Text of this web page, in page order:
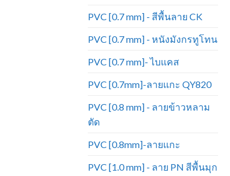
PVC [0.7 mm] - สีพื้นลาย CK
PVC [0.7 mm] - หนังมังกรทูโทน
PVC [0.7 mm]- ไบแคส
PVC [0.7mm]-ลายแกะ QY820
PVC [0.8 mm] - ลายข้าวหลาม
ตัด
PVC [0.8mm]-ลายแกะ
PVC [1.0 mm] - ลาย PN สีพื้นมุก
ใช้งาน ราคาถูก เหมาะสำหรับทำ
คอกกั้นเด็ก กระเป๋า เครื่องประดับ
ราคาขายยกม้วน ม้วนละ 50 หลา)
เปลี่ยนแปลงตามรอบการผลิต)
ใช้งาน ราคาถูก เหมาะสำหรับทำ
คอกกั้นเด็ก กระเป๋า เครื่องประดับ
ราคาขายยกม้วน ม้วนละ 50 หลา)
เปลี่ยนแปลงตามรอบการผลิต)